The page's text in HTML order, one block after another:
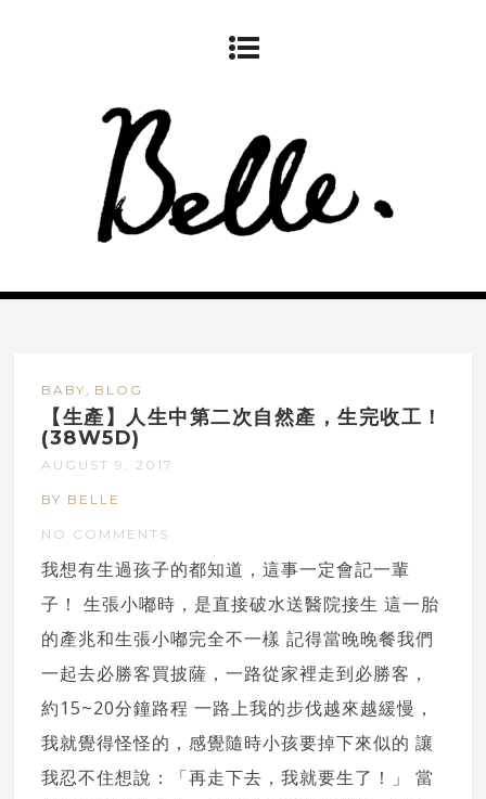
BABY , BLOG
【生產】人生中第二次自然產，生完收工！
(38W5D)
AUGUST 9, 2017
BY BELLE
NO COMMENTS
我想有生過孩子的都知道，這事一定會記一輩
子！ 生張小嘟時，是直接破水送醫院接生 這一胎
的產兆和生張小嘟完全不一樣 記得當晚晚餐我們
一起去必勝客買披薩，一路從家裡走到必勝客，
約15~20分鐘路程 一路上我的步伐越來越緩慢，
我就覺得怪怪的，感覺隨時小孩要掉下來似的 讓
我忍不住想說：「再走下去，我就要生了！」 當